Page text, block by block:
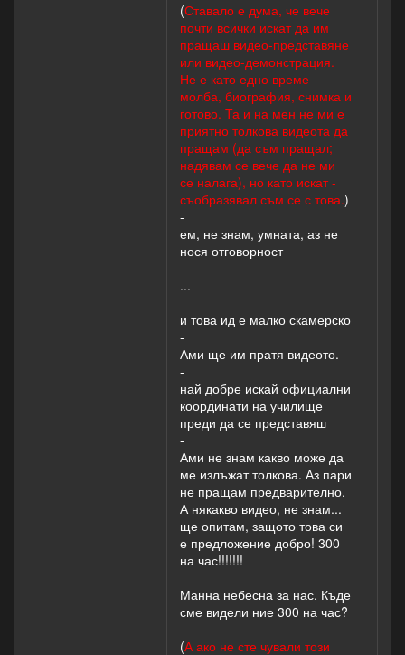
(Ставало е дума, че вече
почти всички искат да им
пращаш видео-представяне
или видео-демонстрация.
Не е като едно време -
молба, биография, снимка и
готово. Та и на мен не ми е
приятно толкова видеота да
пращам (да съм пращал;
надявам се вече да не ми
се налага), но като искат -
съобразявал съм се с това.)
-
ем, не знам, умната, аз не
нося отговорност
...
и това ид е малко скамерско
-
Ами ще им пратя видеото.
-
най добре искай официални
координати на училище
преди да се представяш
-
Ами не знам какво може да
ме излъжат толкова. Аз пари
не пращам предварително.
А някакво видео, не знам...
ще опитам, защото това си
е предложение добро! 300
на час!!!!!!!
Манна небесна за нас. Къде
сме видели ние 300 на час?
(А ако не сте чували този